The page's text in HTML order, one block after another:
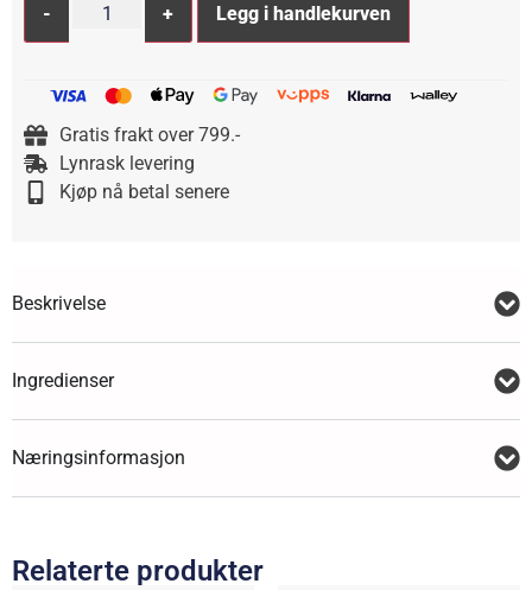
- + Legg i handlekurven
Gratis frakt over 799.-
Lynrask levering
Kjøp nå betal senere
Beskrivelse
Ingredienser
Næringsinformasjon
Relaterte produkter